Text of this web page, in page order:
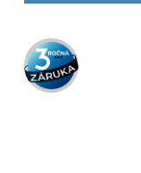
3 roky
záruka